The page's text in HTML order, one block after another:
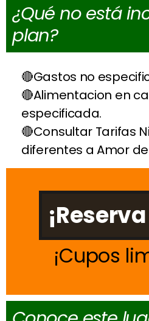
¿Qué no está
plan?
Gastos no
Alimentacion en
especificada.
Consultar Tarifas
diferentes a Amor de
Cupos